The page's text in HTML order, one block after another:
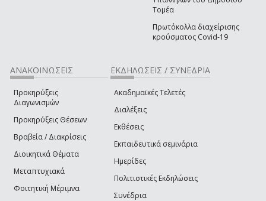
Τομέα
Πρωτόκολλα διαχείρισης
κρούσματος Covid-19
ΑΝΑΚΟΙΝΩΣΕΙΣ
Προκηρύξεις
Διαγωνισμών
Προκηρύξεις Θέσεων
Βραβεία / Διακρίσεις
Διοικητικά Θέματα
Μεταπτυχιακά
Φοιτητική Μέριμνα
ΕΚΔΗΛΩΣΕΙΣ / ΣΥΝΕΔΡΙΑ
Ακαδημαϊκές Τελετές
Διαλέξεις
Εκθέσεις
Εκπαιδευτικά σεμινάρια
Ημερίδες
Πολιτιστικές Εκδηλώσεις
Συνέδρια